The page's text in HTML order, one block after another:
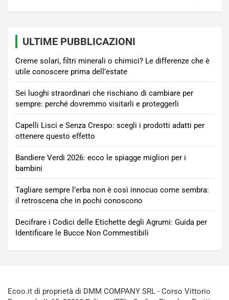
ULTIME PUBBLICAZIONI
Creme solari, filtri minerali o chimici? Le differenze che è
utile conoscere prima dell’estate
Sei luoghi straordinari che rischiano di cambiare per
sempre: perché dovremmo visitarli e proteggerli
Capelli Lisci e Senza Crespo: scegli i prodotti adatti per
ottenere questo effetto
Bandiere Verdi 2026: ecco le spiagge migliori per i
bambini
Tagliare sempre l’erba non è così innocuo come sembra:
il retroscena che in pochi conoscono
Decifrare i Codici delle Etichette degli Agrumi: Guida per
Identificare le Bucce Non Commestibili
Ecoo.it di proprietà di DMM COMPANY SRL - Corso Vittorio